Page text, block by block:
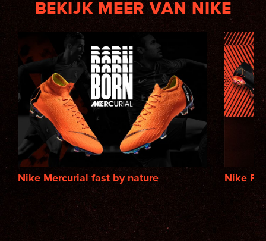
BEKIJK MEER VAN NIKE
Nike Mercurial fast by nature Nike